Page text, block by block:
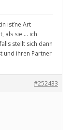
ist’ne Art
als sie … ich
stellt sich dann
und ihren Partner
#252433